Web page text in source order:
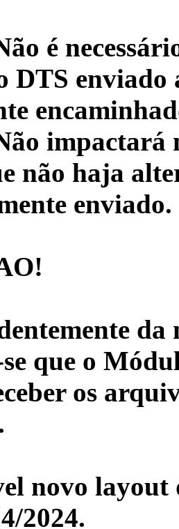
é
DTS
impactará
não haja
enviado.
que o
os
novo
2024.